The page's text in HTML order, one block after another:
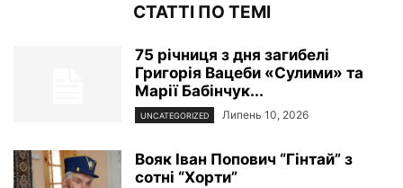
СТАТТІ ПО ТЕМІ
75 річниця з дня загибелі
Григорія Вацеби «Сулими» та
Марії Бабінчук...
UNCATEGORIZED Липень 10, 2026
Вояк Іван Попович “Гінтай” з
сотні “Хорти”